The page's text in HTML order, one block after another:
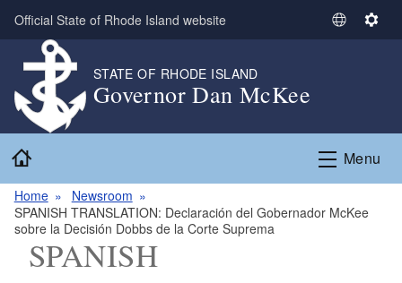
Skip to main content
Official State of Rhode Island website
S
t
L
g
S
n
g
STATE OF RHODE ISLAND
Governor Dan McKee
Menu
Home
Newsroom
SPANISH TRANSLATION: Declaración del Gobernador McKee
sobre la Decisión Dobbs de la Corte Suprema
SPANISH